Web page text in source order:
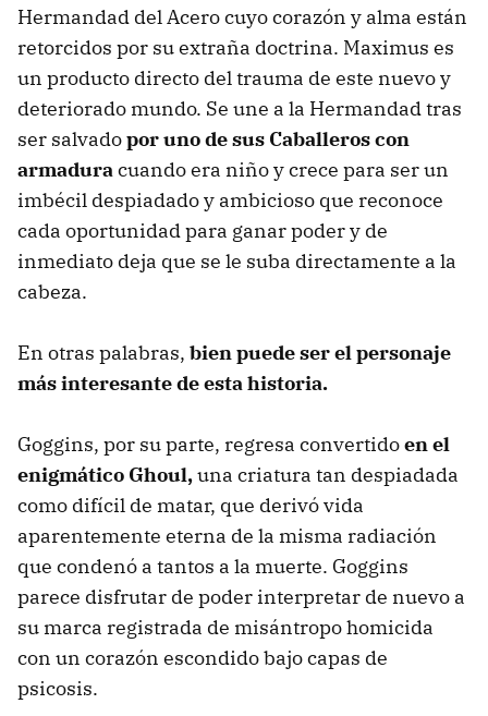
Hermandad del Acero cuyo corazón y alma están
retorcidos por su extraña doctrina. Maximus es
un producto directo del trauma de este nuevo y
deteriorado mundo. Se une a la Hermandad tras
ser salvadopor uno de sus Caballeros con
armaduracuando era niño y crece para ser un
imbécil despiadado y ambicioso que reconoce
cada oportunidad para ganar poder y de
inmediato deja que se le suba directamente a la
cabeza.
En otras palabras, bien puede ser el personaje
más interesante de esta historia.
Goggins, por su parte, regresa convertidoen el
enigmático Ghoul,una criatura tan despiadada
como difícil de matar, que derivó vida
aparentemente eterna de la misma radiación
que condenó a tantos a la muerte. Goggins
parece disfrutar de poder interpretar de nuevo a
su marca registrada de misántropo homicida
con un corazón escondido bajo capas de
psicosis.